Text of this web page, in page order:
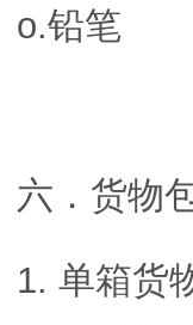
o.铅
六．货物
1. 单箱货